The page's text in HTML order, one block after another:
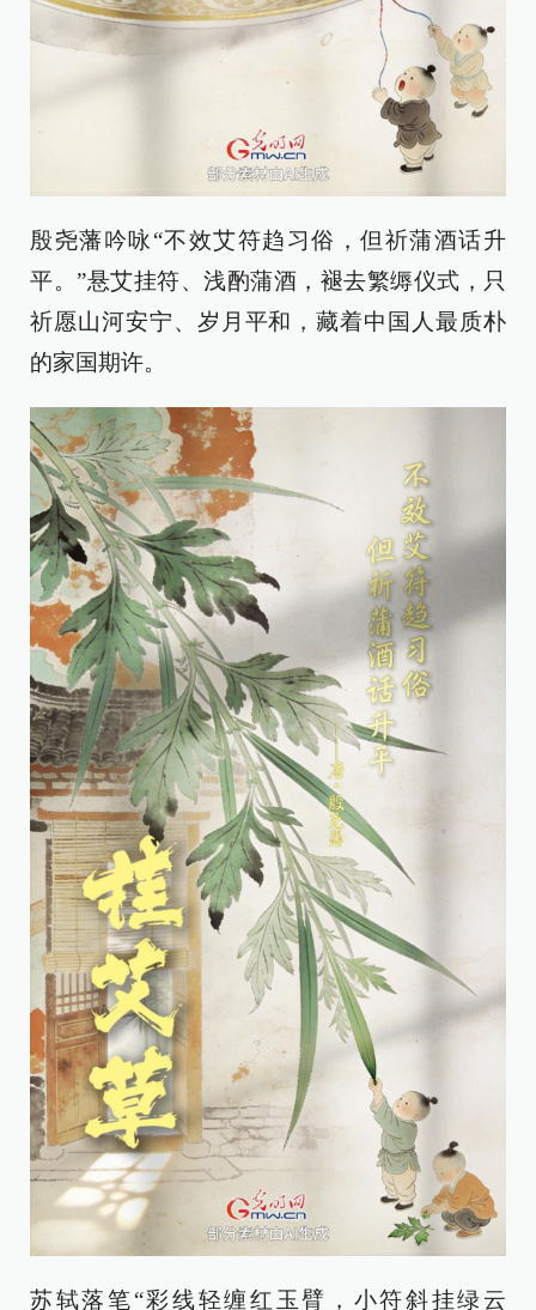
殷尧藩吟咏“不效艾符趋习俗，但祈蒲酒话升
平。”悬艾挂符、浅酌蒲酒，褪去繁缛仪式，只
祈愿山河安宁、岁月平和，藏着中国人最质朴
的家国期许。
苏轼落笔“彩线轻缠红玉臂，小符斜挂绿云